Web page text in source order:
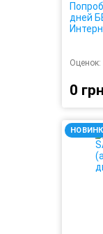
дней
Оценок:
0 грн